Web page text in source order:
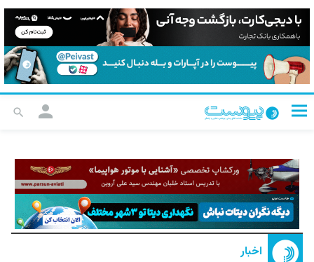
اخبار